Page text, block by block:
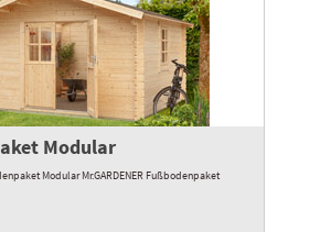
Modular
Modular Mr.GARDENER Fußbodenpaket